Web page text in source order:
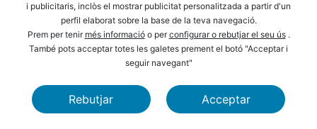
i publicitaris, inclòs el mostrar publicitat personalitzada a partir d'un
perfil elaborat sobre la base de la teva navegació.
Prem per tenir més informacióo perconfigurar o rebutjar el seu ús.
També pots acceptar totes les galetes prement el botó "Acceptar i
seguir navegant"
Rebutjar Acceptar
ENLLAÇOS D'INTERÈS AVÍS LEGAL
PRIVACITAT POLÍTICA DE COOKIES
ACCESSIBILITAT
CAIXABANK FUNDACIÓ LA CAIXA